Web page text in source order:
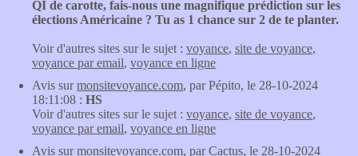
QI de carotte, fais-nous une magnifique prédiction sur les
élections Américaine ? Tu as 1 chance sur 2 de te planter.
Voir d'autres sites sur le sujet : voyance, site de voyance,
voyance par email, voyance en ligne
Avis surmonsitevoyance.com, par Pépito, le 28-10-2024
18:11:08 : HS
Voir d'autres sites sur le sujet : voyance, site de voyance,
voyance par email, voyance en ligne
Avis surmonsitevoyance.com, par Cactus, le 28-10-2024